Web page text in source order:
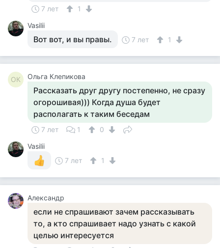
7 лет
1
Vasilii
Вот вот, и вы правы. 7 лет 1
ОК Ольга Клепикова
Рассказать друг другу постепенно, не сразу
огорошивая))) Когда душа будет
располагать к таким беседам
7 лет 1
0
Vasilii
7 лет
1
Александр
если не спрашивают зачем рассказывать
то, а кто спрашивает надо узнать с какой
целью интересуется